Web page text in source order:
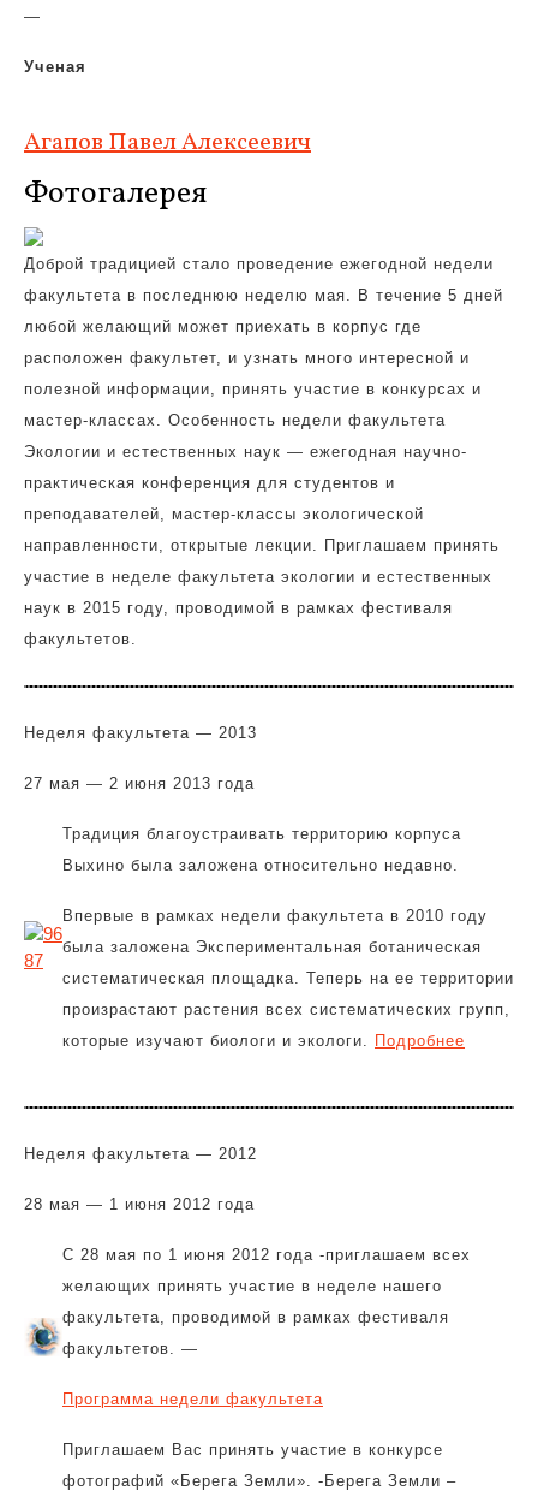
—
Ученая
Агапов Павел Алексеевич
Фотогалерея
Доброй традицией стало проведение ежегодной недели
факультета в последнюю неделю мая. В течение 5 дней
любой желающий может приехать в корпус где
расположен факультет, и узнать много интересной и
полезной информации, принять участие в конкурсах и
мастер-классах. Особенность недели факультета
Экологии и естественных наук — ежегодная научно-
практическая конференция для студентов и
преподавателей, мастер-классы экологической
направленности, открытые лекции. Приглашаем принять
участие в неделе факультета экологии и естественных
наук в 2015 году, проводимой в рамках фестиваля
факультетов.
Неделя факультета — 2013
27 мая — 2 июня 2013 года
Традиция благоустраивать территорию корпуса
Выхино была заложена относительно недавно.
Впервые в рамках недели факультета в 2010 году
была заложена Экспериментальная ботаническая
систематическая площадка. Теперь на ее территории
произрастают растения всех систематических групп,
которые изучают биологи и экологи. Подробнее
Неделя факультета — 2012
28 мая — 1 июня 2012 года
С 28 мая по 1 июня 2012 года -приглашаем всех
желающих принять участие в неделе нашего
факультета, проводимой в рамках фестиваля
факультетов. —
Программа недели факультета
Приглашаем Вас принять участие в конкурсе
фотографий «Берега Земли». -Берега Земли –